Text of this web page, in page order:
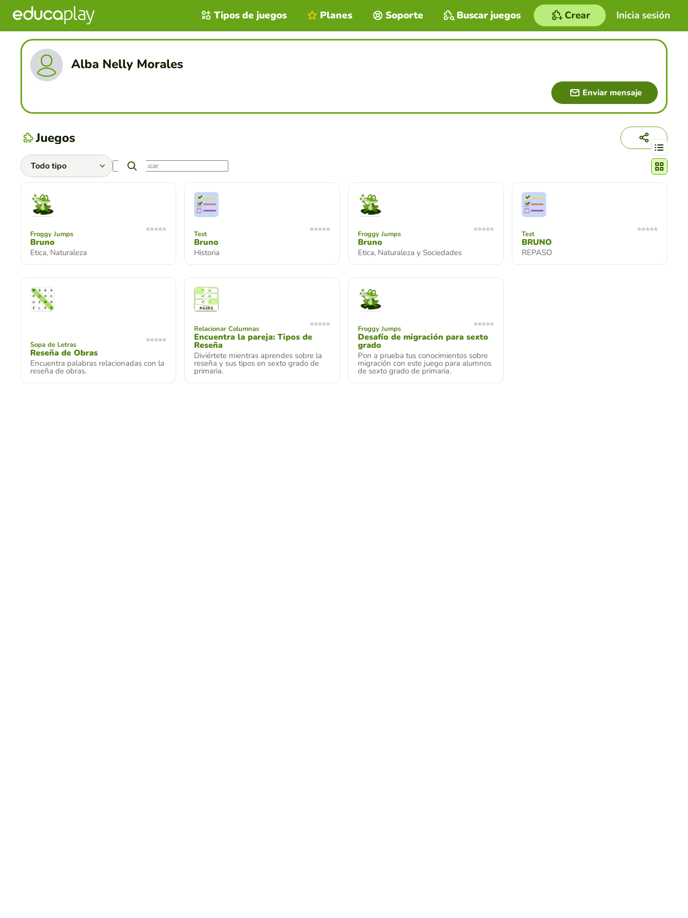
Inicia sesión
Tipos de juegos Planes Soporte Buscar juegos Crear
Alba Nelly Morales
Enviar mensaje
Juegos Cambiar
Froggy Jumps
Bruno
Etica, Naturaleza
Test
Bruno
Historia
Froggy Jumps
Bruno
Etica, Naturaleza y Sociedades
Test
BRUNO
REPASO
Sopa de Letras
Reseña de Obras
Encuentra palabras relacionadas con la
reseña de obras.
Relacionar Columnas
Encuentra la pareja: Tipos de
Reseña
Diviértete mientras aprendes sobre la
reseña y sus tipos en sexto grado de
primaria.
Froggy Jumps
Desafío de migración para sexto
grado
Pon a prueba tus conocimientos sobre
migración con este juego para alumnos
de sexto grado de primaria.